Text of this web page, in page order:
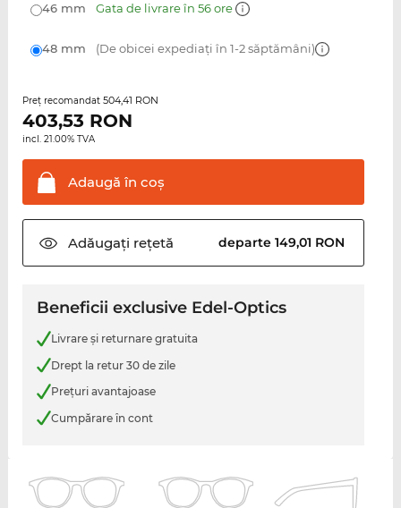
46 mm Gata de livrare în 56 ore
48 mm (De obicei expediați în 1-2 săptămâni)
Preţ recomandat 504,41 RON
403,53 RON
incl. 21.00% TVA
Adaugă în coş
Adăugați rețetă departe 149,01 RON
Beneficii exclusive Edel-Optics
Livrare şi returnare gratuita
Drept la retur 30 de zile
Preţuri avantajoase
Cumpărare în cont